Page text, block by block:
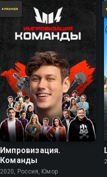
Импровизация.
Команды
2020, Россия, Юмор